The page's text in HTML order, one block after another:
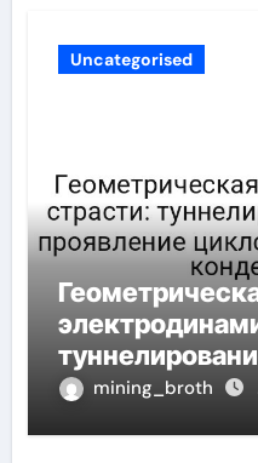
Uncategorised
проявление
mining_broth